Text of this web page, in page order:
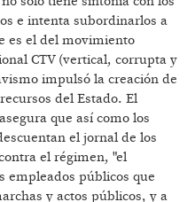
e intenta subordinarlos a
es el del movimiento
CTV (vertical, corrupta y
impulsó la creación de
del Estado. El
que así como los
el jornal de los
el régimen, "el
empleados públicos que
y actos públicos, y a